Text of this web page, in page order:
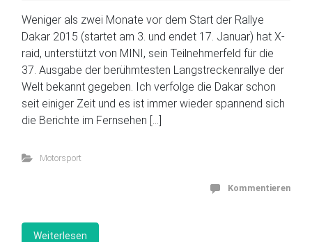
Weniger als zwei Monate vor dem Start der Rallye
Dakar 2015 (startet am 3. und endet 17. Januar) hat X-
raid, unterstützt von MINI, sein Teilnehmerfeld für die
37. Ausgabe der berühmtesten Langstreckenrallye der
Welt bekannt gegeben. Ich verfolge die Dakar schon
seit einiger Zeit und es ist immer wieder spannend sich
die Berichte im Fernsehen […]
Motorsport
Kommentieren
Weiterlesen